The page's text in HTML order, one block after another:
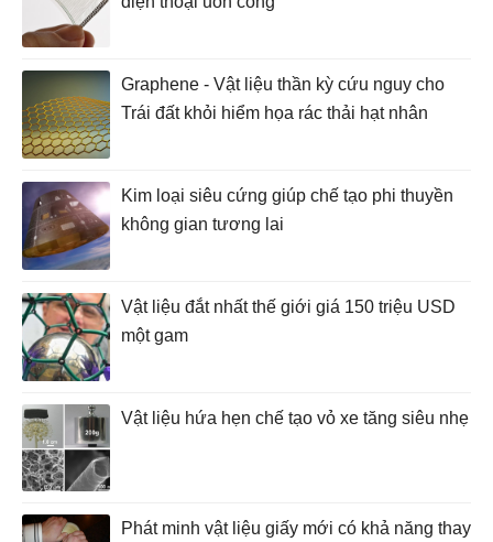
Graphene - Vật liệu thần kỳ cứu nguy cho
Trái đất khỏi hiểm họa rác thải hạt nhân
Kim loại siêu cứng giúp chế tạo phi thuyền
không gian tương lai
Vật liệu đắt nhất thế giới giá 150 triệu USD
một gam
Vật liệu hứa hẹn chế tạo vỏ xe tăng siêu nhẹ
Phát minh vật liệu giấy mới có khả năng thay